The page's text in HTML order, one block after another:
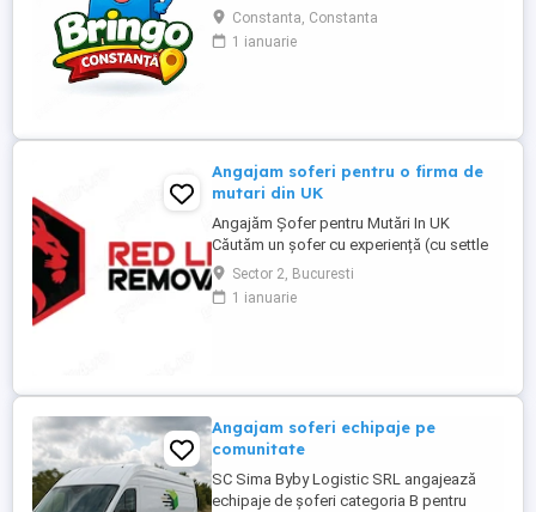
echipa de top Bringo din Constanța,
fruntași la număr de comenzi, target-uri
atinse și tips-uri primite de la clienți. Acum
Constanta, Constanta
1 ianuarie
Angajam soferi pentru o firma de
mutari din UK
Angajăm Șofer pentru Mutări In UK
Căutăm un șofer cu experiență (cu settle
sau pre-settle status în UK), serios,
punctual și cu responsabilitate. Dacă știi
să conduci bine, să ai grijă de marfa
Sector 2, Bucuresti
1 ianuarie
Angajam soferi echipaje pe
comunitate
SC Sima Byby Logistic SRL angajează
echipaje de șoferi categoria B pentru